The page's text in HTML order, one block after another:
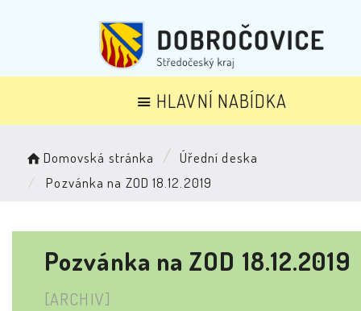
HLAVNÍ NABÍDKA
Domovská stránka
Úřední deska
Pozvánka na ZOD 18.12.2019
Pozvánka na ZOD 18.12.2019
[ARCHIV]